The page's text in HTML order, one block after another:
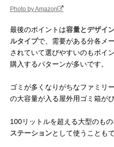
Photo by Amazon
最後のポイントは容量とデザイ
ルタイプで、需要がある分各メ
されていて選びやすいのもポイ
購入するパターンが多いです。
ゴミが多くなりがちなファミリ
の大容量が入る屋外用ゴミ箱がぴ
100リットルを超える大型のも
ステーションとして使うことも